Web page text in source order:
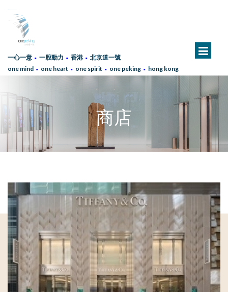
一心一意 ∙ 一股動力 ∙ 香港 ∙ 北京道一號
one mind ∙ one heart ∙ one spirit ∙ one peking ∙ hong kong
商店